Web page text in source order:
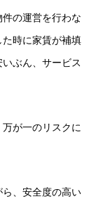
の運営を行わな
時に家賃が補填
ぶん、サービス
が一のリスクに
、安全度の高い